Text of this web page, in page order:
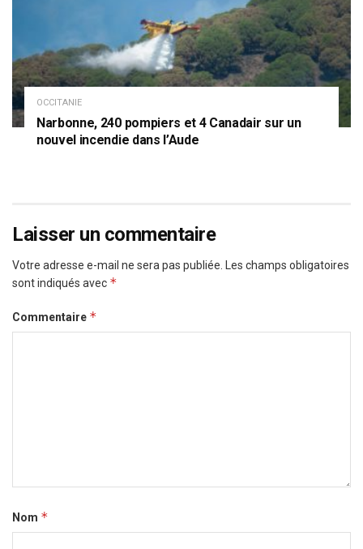
OCCITANIE
Narbonne, 240 pompiers et 4 Canadair sur un
nouvel incendie dans l’Aude
Laisser un commentaire
Votre adresse e-mail ne sera pas publiée. Les champs obligatoires
sont indiqués avec *
Commentaire *
Nom *